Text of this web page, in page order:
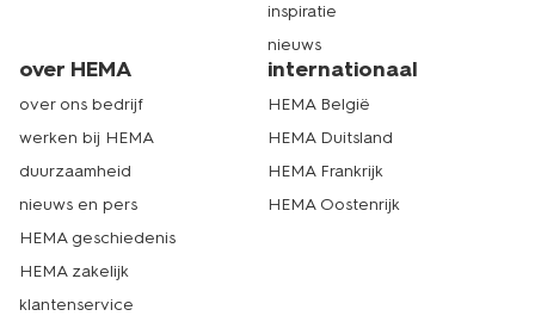
inspiratie
nieuws
over HEMA
over ons bedrijf
werken bij HEMA
duurzaamheid
nieuws en pers
HEMA geschiedenis
HEMA zakelijk
klantenservice
internationaal
HEMA België
HEMA Duitsland
HEMA Frankrijk
HEMA Oostenrijk